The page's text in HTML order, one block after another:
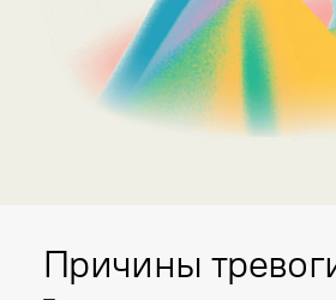
Причины